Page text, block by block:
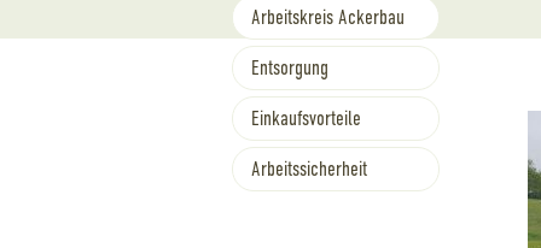
Arbeitskreis Ackerbau
Entsorgung
Einkaufsvorteile
Arbeitssicherheit